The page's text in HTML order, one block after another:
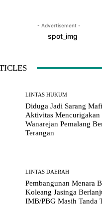
- Advertisement -
LINTAS HUKUM
Diduga Jadi Sarang
Aktivitas Mencurigakan
Wanarejan Pemalang
Terangan
LINTAS DAERAH
Pembangunan Menara
Koleang Jasinga
IMB/PBG Masih Tanda